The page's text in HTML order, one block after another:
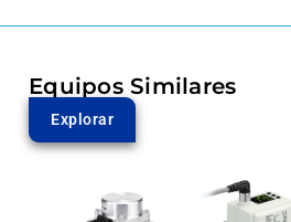
Equipos Similares
Explorar